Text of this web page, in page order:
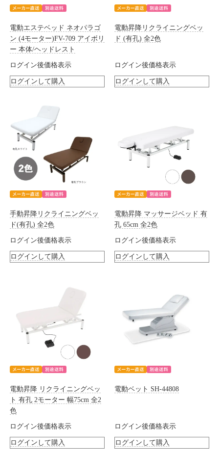
電動エステベッド ネオパラゴ
ン (4モーター)FV-709 アイボリ
ー 本体/ヘッドレスト
ログイン後価格表示
ログインして購入
電動昇降リクライニングベッ
ド (有孔) 全2色
ログイン後価格表示
ログインして購入
手動昇降リクライニングベッ
ド(有孔) 全2色
ログイン後価格表示
ログインして購入
電動昇降 マッサージベッド 有
孔 65cm 全2色
ログイン後価格表示
ログインして購入
電動昇降 リクライニングベッ
ト 有孔 2モーター 幅75cm 全2
色
ログイン後価格表示
ログインして購入
電動ベット SH-44808
ログイン後価格表示
ログインして購入